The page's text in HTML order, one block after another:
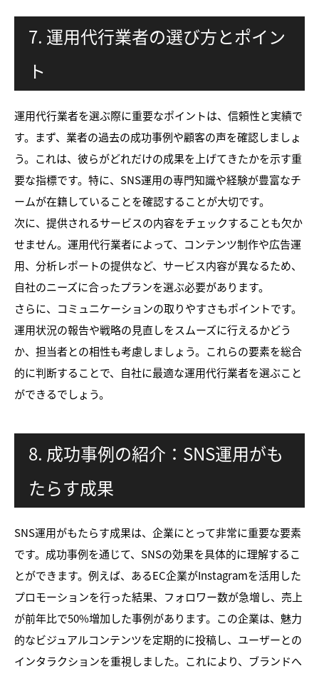
7. 運用代行業者の選び方とポイン
ト
運用代行業者を選ぶ際に重要なポイントは、信頼性と実績で
す。まず、業者の過去の成功事例や顧客の声を確認しましょ
う。これは、彼らがどれだけの成果を上げてきたかを示す重
要な指標です。特に、SNS運用の専門知識や経験が豊富なチ
ームが在籍していることを確認することが大切です。
次に、提供されるサービスの内容をチェックすることも欠か
せません。運用代行業者によって、コンテンツ制作や広告運
用、分析レポートの提供など、サービス内容が異なるため、
自社のニーズに合ったプランを選ぶ必要があります。
さらに、コミュニケーションの取りやすさもポイントです。
運用状況の報告や戦略の見直しをスムーズに行えるかどう
か、担当者との相性も考慮しましょう。これらの要素を総合
的に判断することで、自社に最適な運用代行業者を選ぶこと
ができるでしょう。
8. 成功事例の紹介：SNS運用がも
たらす成果
SNS運用がもたらす成果は、企業にとって非常に重要な要素
です。成功事例を通じて、SNSの効果を具体的に理解するこ
とができます。例えば、あるEC企業がInstagramを活用した
プロモーションを行った結果、フォロワー数が急増し、売上
が前年比で50%増加した事例があります。この企業は、魅力
的なビジュアルコンテンツを定期的に投稿し、ユーザーとの
インタラクションを重視しました。これにより、ブランドへ